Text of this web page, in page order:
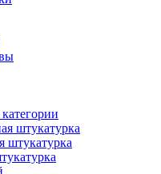
штукатурка
штукатурка